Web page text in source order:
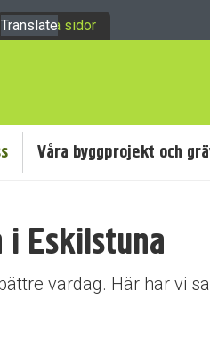
Mina sidor
Våra byggprojekt och
Translate
Eskilstuna
vardag. Här har vi